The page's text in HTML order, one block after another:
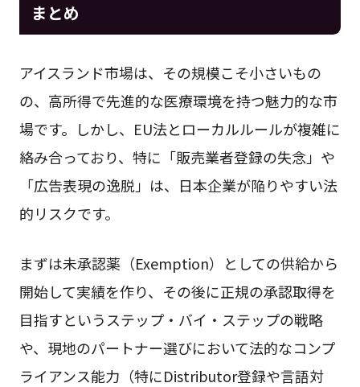
まとめ
アイスランド市場は、その規模こそ小さいもの
の、高所得で先進的な医療環境を持つ魅力的な市
場です。しかし、EU法とローカルルールが複雑に
絡み合っており、特に「販売業者登録の失念」や
「広告表現の逸脱」は、日本企業が陥りやすい法
的リスクです。
まずは未承認薬（Exemption）としての供給から
開始して実績を作り、その後に正規の承認取得を
目指すというステップ・バイ・ステップの戦略
や、現地のパートナー選びにおいて法的なコンプ
ライアンス能力（特にDistributor登録や言語対